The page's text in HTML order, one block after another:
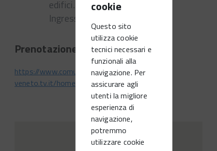
cookie
Questo sito
utilizza cookie
tecnici necessari e
funzionali alla
navigazione. Per
assicurare agli
utenti la migliore
esperienza di
navigazione,
potremmo
utilizzare cookie
edifici.
Ingresso libero, posti limitati.
Prenotazione obbligatoria qui:
https://www.comune.vittorio-
veneto.tv.it/home/comune/facciate.html